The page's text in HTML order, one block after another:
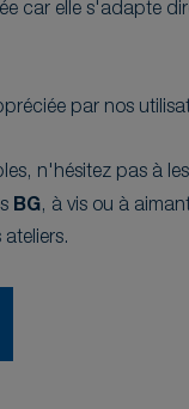
car elle s'adapte
par nos
n'hésitez pas à
BG, à vis ou à